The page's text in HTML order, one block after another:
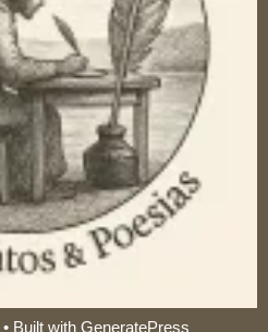
• Built with GeneratePress